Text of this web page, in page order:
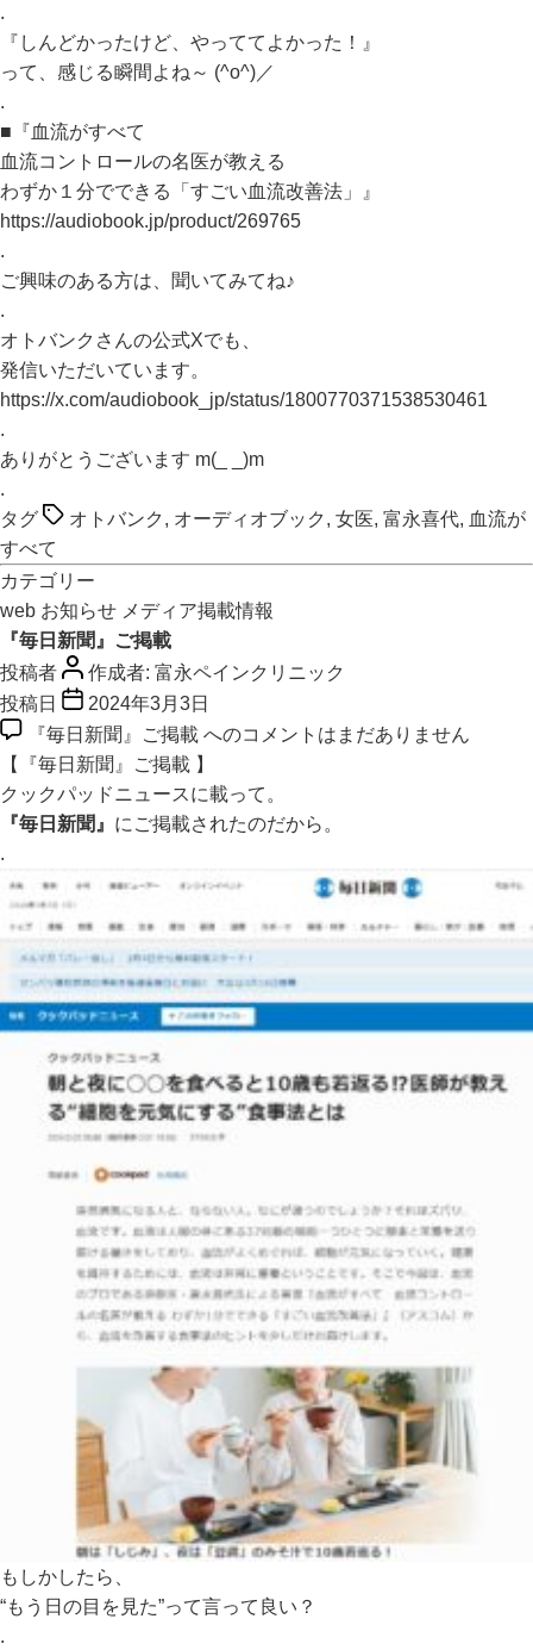
.
『しんどかったけど、やっててよかった！』
って、感じる瞬間よね～ (^o^)／
.
■『血流がすべて
血流コントロールの名医が教える
わずか１分でできる「すごい血流改善法」』
https://audiobook.jp/product/269765
.
ご興味のある方は、聞いてみてね♪
.
オトバンクさんの公式Xでも、
発信いただいています。
https://x.com/audiobook_jp/status/1800770371538530461
.
ありがとうございます m(_ _)m
.
タグ
オトバンク , オーディオブック , 女医, 富永喜代, 血流が
すべて
カテゴリー
web お知らせ メディア掲載情報
『毎日新聞』ご掲載
投稿者
作成者: 富永ペインクリニック
投稿日
2024年3月3日
『毎日新聞』ご掲載 へのコメントはまだありません
【『毎日新聞』ご掲載 】
クックパッドニュースに載って。
『毎日新聞』 にご掲載されたのだから。
.
もしかしたら、
“もう日の目を見た”って言って良い？
.